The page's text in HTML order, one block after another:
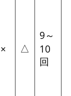
× △
9～
10
回